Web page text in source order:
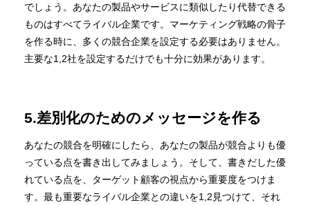
でしょう。あなたの製品やサービスに類似したり代替できる
ものはすべてライバル企業です。マーケティング戦略の骨子
を作る時に、多くの競合企業を設定する必要はありません。
主要な1,2社を設定するだけでも十分に効果があります。
5.差別化のためのメッセージを作る
あなたの競合を明確にしたら、あなたの製品が競合よりも優
っている点を書き出してみましょう。そして、書きだした優
れている点を、ターゲット顧客の視点から重要度をつけま
す。最も重要なライバル企業との違いを1,2見つけて、それ